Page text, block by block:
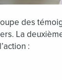
des
La
: